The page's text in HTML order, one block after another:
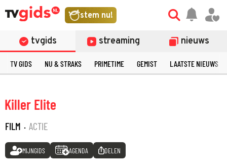
stem nu!
tvgids streaming nieuws
TV GIDS NU & STRAKS PRIMETIME GEMIST LAATSTE NIEUWS
Killer Elite
FILM · ACTIE
MIJNGIDS AGENDA DELEN